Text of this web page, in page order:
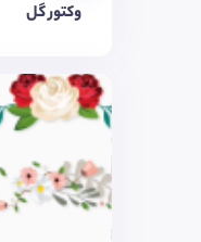
وکتور گل